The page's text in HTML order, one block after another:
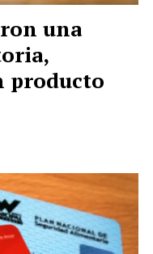
una
producto